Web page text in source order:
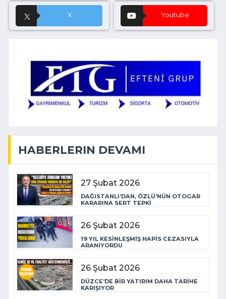
X Youtube
HABERLERIN DEVAMI
27 Şubat 2026
DAĞISTANLI’DAN, ÖZLÜ’NÜN OTOGAR
KARARINA SERT TEPKİ
26 Şubat 2026
19 YIL KESİNLEŞMİŞ HAPİS CEZASIYLA
ARANIYORDU
26 Şubat 2026
DÜZCE’DE BİR YATIRIM DAHA TARİHE
KARIŞIYOR